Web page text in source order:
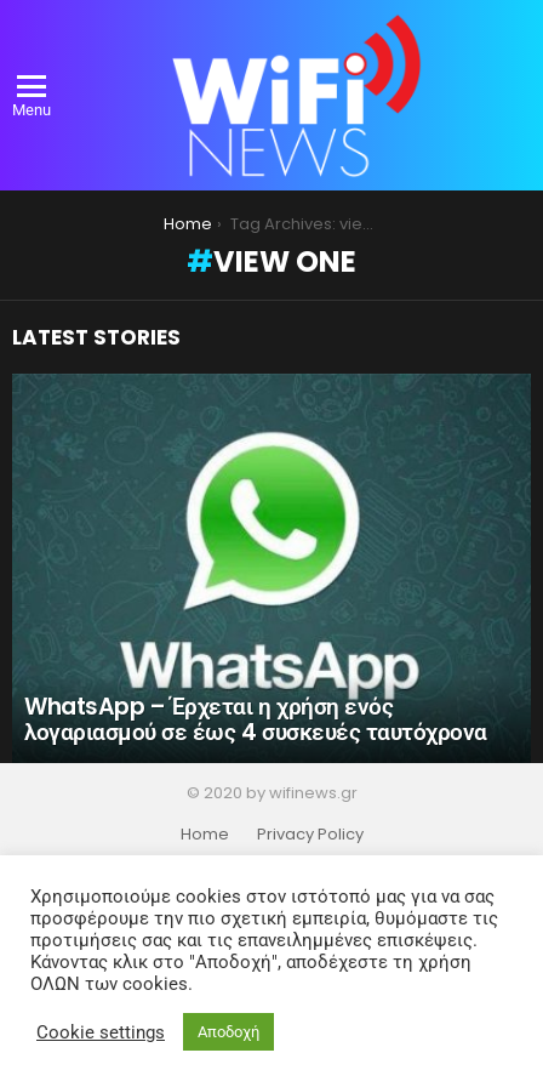
Menu
Home Tag Archives: view one
VIEW ONE
LATEST STORIES
WhatsApp – Έρχεται η χρήση ενός
λογαριασμού σε έως 4 συσκευές ταυτόχρονα
© 2020 by wifinews.gr
Home
Privacy Policy
Χρησιμοποιούμε cookies στον ιστότοπό μας για να σας
προσφέρουμε την πιο σχετική εμπειρία, θυμόμαστε τις
προτιμήσεις σας και τις επανειλημμένες επισκέψεις.
Κάνοντας κλικ στο "Αποδοχή", αποδέχεστε τη χρήση
ΟΛΩΝ των cookies.
Cookie settings Αποδοχή